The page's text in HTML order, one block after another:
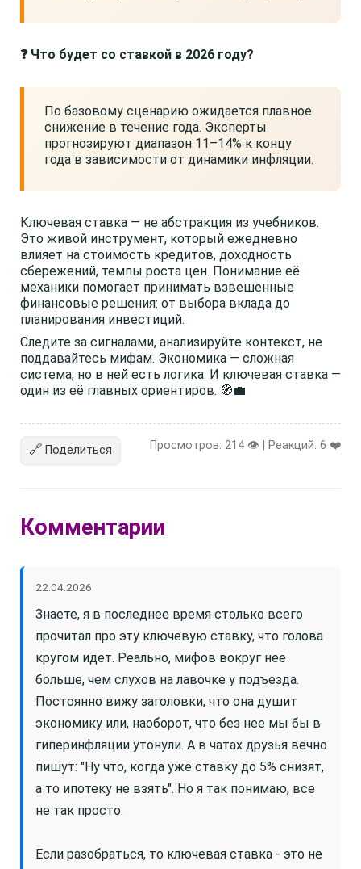
❓ Что будет со ставкой в 2026 году?
По базовому сценарию ожидается плавное
снижение в течение года. Эксперты
прогнозируют диапазон 11–14% к концу
года в зависимости от динамики инфляции.
Ключевая ставка — не абстракция из учебников.
Это живой инструмент, который ежедневно
влияет на стоимость кредитов, доходность
сбережений, темпы роста цен. Понимание её
механики помогает принимать взвешенные
финансовые решения: от выбора вклада до
планирования инвестиций.
Следите за сигналами, анализируйте контекст, не
поддавайтесь мифам. Экономика — сложная
система, но в ней есть логика. И ключевая ставка —
один из её главных ориентиров. 🧭💼
🔗 Поделиться Просмотров: 214 👁️ | Реакций: 6 ❤️
Комментарии
22.04.2026
Знаете, я в последнее время столько всего
прочитал про эту ключевую ставку, что голова
кругом идет. Реально, мифов вокруг нее
больше, чем слухов на лавочке у подъезда.
Постоянно вижу заголовки, что она душит
экономику или, наоборот, что без нее мы бы в
гиперинфляции утонули. А в чатах друзья вечно
пишут: "Ну что, когда уже ставку до 5% снизят,
а то ипотеку не взять". Но я так понимаю, все
не так просто.
Если разобраться, то ключевая ставка - это не